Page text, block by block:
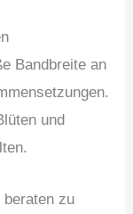
Bandbreite an
und
zu